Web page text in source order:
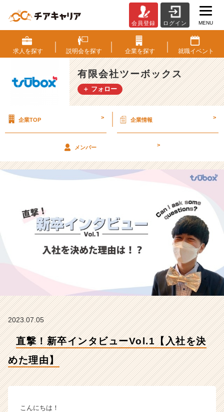
撃！
新
卒
イ
ン
タ
V
1
た
理
由】
社
ク
イ
会員登録 ログイン MENU
求人を探す 説明会を探す 企業を探す 就職イベント
有限会社ツーボックス
＋ フォロー
企業TOP > 企業情報 >
メンバー >
2023.07.05
直撃！新卒インタビューVol.1【入社を決
めた理由】
こんにちは！